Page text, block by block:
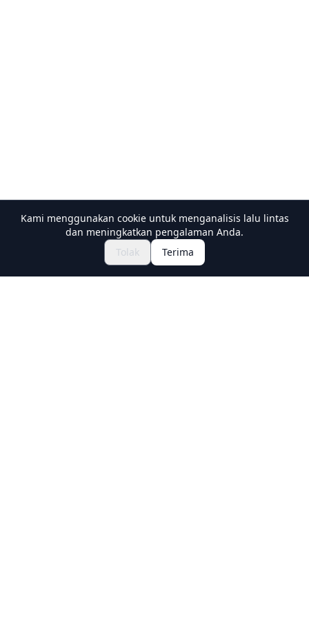
Jelajahi Festival & Acara
Dapatkan Tiket Matsuri Jepang
Kami menggunakan cookie untuk menganalisis lalu lintas
dan meningkatkan pengalaman Anda.
Tolak
Terima